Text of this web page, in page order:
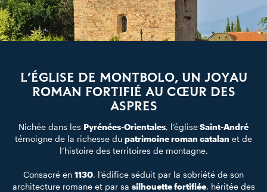
L’ÉGLISE DE MONTBOLO, UN JOYAU
ROMAN FORTIFIÉ AU CŒUR DES
ASPRES
Nichée dans les Pyrénées-Orientales, l’égliseSaint-André
témoigne de la richesse du patrimoine roman catalan et de
l’histoire des territoires de montagne.
Consacré en 1130, l’édifice séduit par la sobriété de son
architecture romane et par sa silhouette fortifiée, héritée des